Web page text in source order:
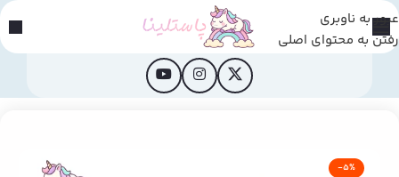
عبور به ناوبری
رفتن به محتوای اصلی
-5%